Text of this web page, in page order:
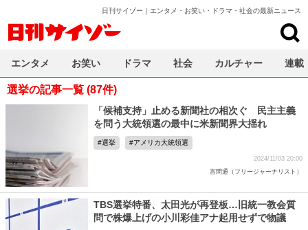
日刊サイゾー｜エンタメ・お笑い・ドラマ・社会の最新ニュース
選挙の記事一覧 (87件)
「候補支持」止める新聞社の相次ぐ 民主主義
を問う大統領選の最中に米新聞界大揺れ
選挙 アメリカ大統領選
2024/11/03 20:00
言問通（フリージャーナリスト）
TBS選挙特番、太田光が再登板…旧統一教会質
問で株爆上げの小川彩佳アナ起用せずで物議
エンタメ お笑い ドラマ 社会 カルチャー 連載